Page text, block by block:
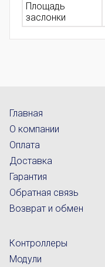
Площадь
заслонки
Главная
О компании
Оплата
Доставка
Гарантия
Обратная связь
Возврат и обмен
Контроллеры
Модули